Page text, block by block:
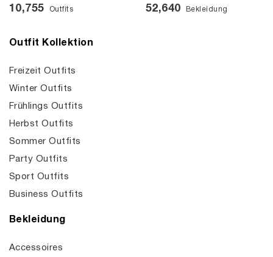
10,755 Outfits 52,640 Bekleidung
Outfit Kollektion
Freizeit Outfits
Winter Outfits
Frühlings Outfits
Herbst Outfits
Sommer Outfits
Party Outfits
Sport Outfits
Business Outfits
Bekleidung
Accessoires